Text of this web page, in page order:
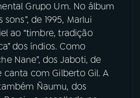
Grupo Um. No álbum
sons”, de 1995, Marlui
ao “timbre, tradição
dos índios. Como
Nane”, dos Jaboti, de
canta com Gilberto Gil. A
Ñaumu, dos